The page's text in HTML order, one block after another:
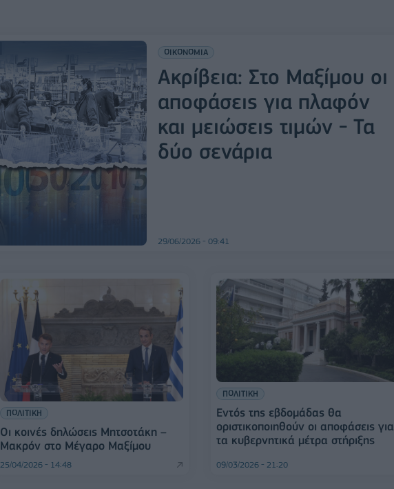
ΟΙΚΟΝΟΜΙΑ
Ακρίβεια: Στο Μαξίμου οι
αποφάσεις για πλαφόν
και μειώσεις τιμών - Τα
δύο σενάρια
29/06/2026 - 09:41
ΠΟΛΙΤΙΚΗ
Οι κοινές δηλώσεις Μητσοτάκη –
Μακρόν στο Μέγαρο Μαξίμου
25/04/2026 - 14:48
ΠΟΛΙΤΙΚΗ
Εντός της εβδομάδας θα
οριστικοποιηθούν οι αποφάσεις για
τα κυβερνητικά μέτρα στήριξης
09/03/2026 - 21:20